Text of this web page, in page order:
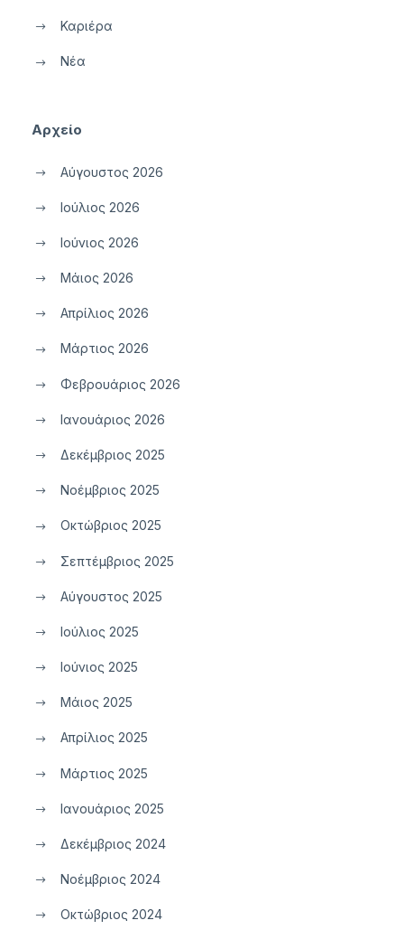
Καριέρα
Νέα
Αρχείο
Αύγουστος 2026
Ιούλιος 2026
Ιούνιος 2026
Μάιος 2026
Απρίλιος 2026
Μάρτιος 2026
Φεβρουάριος 2026
Ιανουάριος 2026
Δεκέμβριος 2025
Νοέμβριος 2025
Οκτώβριος 2025
Σεπτέμβριος 2025
Αύγουστος 2025
Ιούλιος 2025
Ιούνιος 2025
Μάιος 2025
Απρίλιος 2025
Μάρτιος 2025
Ιανουάριος 2025
Δεκέμβριος 2024
Νοέμβριος 2024
Οκτώβριος 2024